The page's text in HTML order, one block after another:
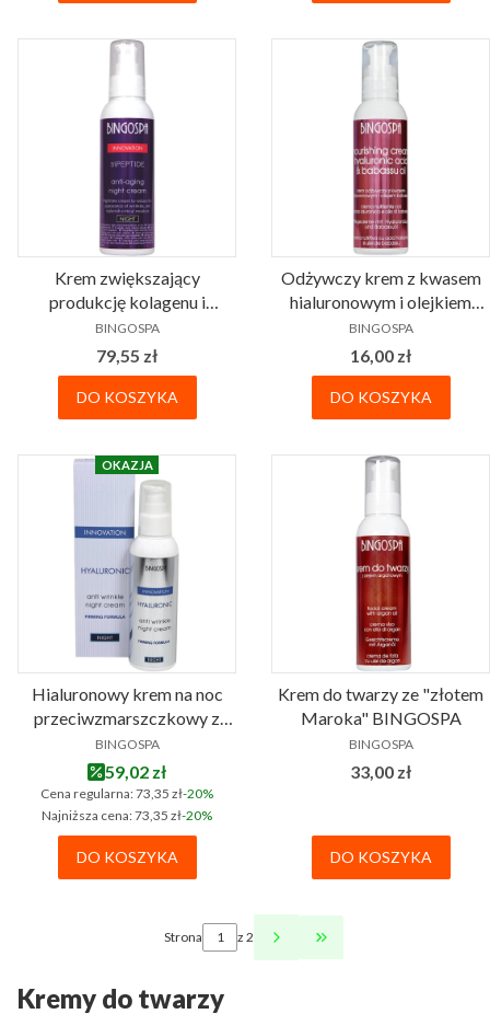
Krem zwiększający
produkcję kolagenu i
naturalnego kwasu
hialuronowego
Trójpeptydowy na noc 135 g
PRODUCENT
BINGOSPA
Cena
79,55 zł
DO KOSZYKA
Odżywczy krem z kwasem
hialuronowym i olejkiem
babassu BINGOSPA
PRODUCENT
BINGOSPA
Cena
16,00 zł
DO KOSZYKA
OKAZJA
Hialuronowy krem na noc
przeciwzmarszczkowy z
formułą ujędrniającą
BINGOSPA
PRODUCENT
BINGOSPA
Cena promocyjna
59,02 zł
Cena regularna:73,35 zł-20%
Najniższa cena:73,35 zł-20%
DO KOSZYKA
Krem do twarzy ze "złotem
Maroka" BINGOSPA
PRODUCENT
BINGOSPA
Cena
33,00 zł
DO KOSZYKA
Strona z 2
Kremy do twarzy